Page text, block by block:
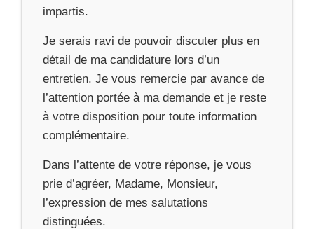
impartis.
Je serais ravi de pouvoir discuter plus en
détail de ma candidature lors d’un
entretien. Je vous remercie par avance de
l’attention portée à ma demande et je reste
à votre disposition pour toute information
complémentaire.
Dans l’attente de votre réponse, je vous
prie d’agréer, Madame, Monsieur,
l’expression de mes salutations
distinguées.